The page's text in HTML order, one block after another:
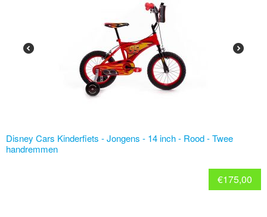
Disney Cars Kinderfiets - Jongens - 14 inch - Rood - Twee
handremmen
€175,00